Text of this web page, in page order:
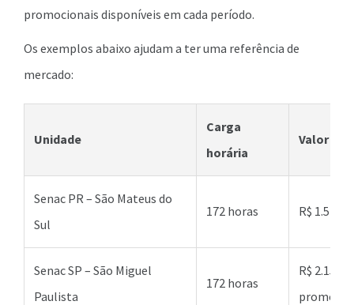
promocionais disponíveis em cada período.
Os exemplos abaixo ajudam a ter uma referência de
mercado:
Unidade
Carga
horária
Valor
Senac PR – São Mateus do
Sul
172 horas R$
Senac SP – São Miguel
Paulista
172 horas
R$